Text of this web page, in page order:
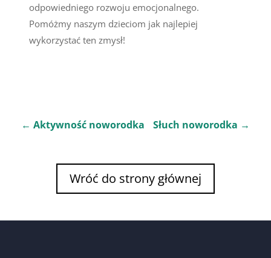
odpowiedniego rozwoju emocjonalnego.
Pomóżmy naszym dzieciom jak najlepiej
wykorzystać ten zmysł!
← Aktywność noworodka Słuch noworodka →
Wróć do strony głównej